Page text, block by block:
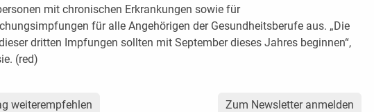
mit chronischen Erkrankungen sowie für
für alle Angehörigen der Gesundheitsberufe aus. „Die
dritten Impfungen sollten mit September dieses Jahres beginnen“,
(red)
weiterempfehlen Zum Newsletter anmelden